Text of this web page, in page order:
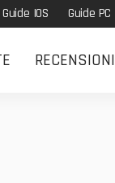
Guide IOS Guide PC
RECENSIONI